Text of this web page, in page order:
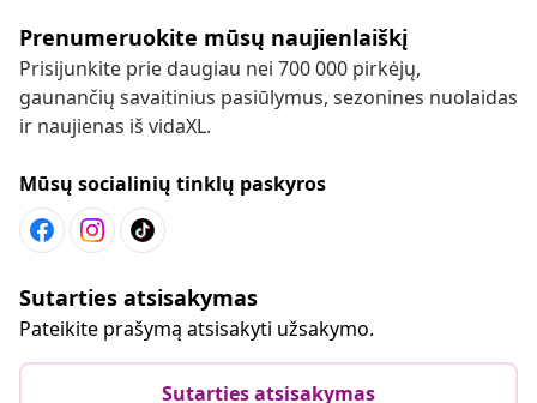
Prenumeruokite mūsų naujienlaiškį
Prisijunkite prie daugiau nei 700 000 pirkėjų,
gaunančių savaitinius pasiūlymus, sezonines nuolaidas
ir naujienas iš vidaXL.
Mūsų socialinių tinklų paskyros
Sutarties atsisakymas
Pateikite prašymą atsisakyti užsakymo.
Sutarties atsisakymas